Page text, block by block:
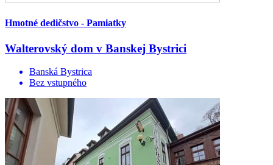
Hmotné dedičstvo - Pamiatky
Walterovský dom v Banskej Bystrici
Banská Bystrica
Bez vstupného